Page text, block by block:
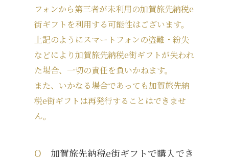
フォンから第三者が未利用の加賀旅先納税e
街ギフトを利用する可能性はございます。
上記のようにスマートフォンの盗難・紛失
などにより加賀旅先納税e街ギフトが失われ
た場合、一切の責任を負いかねます。
また、いかなる場合であっても加賀旅先納
税e街ギフトは再発行することはできませ
ん。
Q 加賀旅先納税e街ギフトで購入でき